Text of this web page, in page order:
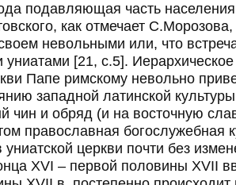
подавляющая часть
как отмечает
невольными или, что
[21, с.5].
Папе римскому невольно
западной латинской
чин и обряд (и на восточную
православная богослужебная
униатской церкви почти без
XVI – первой половины XVII